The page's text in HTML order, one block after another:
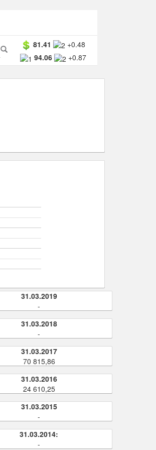
81.41
+0.48
94.06
+0.87
31.03.2019
-
31.03.2018
-
31.03.2017
70 815,86
31.03.2016
24 610,25
31.03.2015
-
31.03.2014:
-